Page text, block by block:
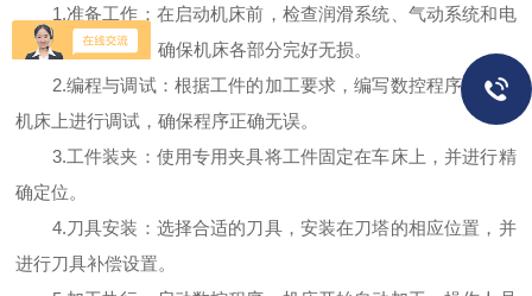
1.准备工作：在启动机床前，检查润滑系统、气动系统和电
气系统是否正常，确保机床各部分完好无损。
2.编程与调试：根据工件的加工要求，编写数控程序，并在
机床上进行调试，确保程序正确无误。
3.工件装夹：使用专用夹具将工件固定在车床上，并进行精
确定位。
4.刀具安装：选择合适的刀具，安装在刀塔的相应位置，并
进行刀具补偿设置。